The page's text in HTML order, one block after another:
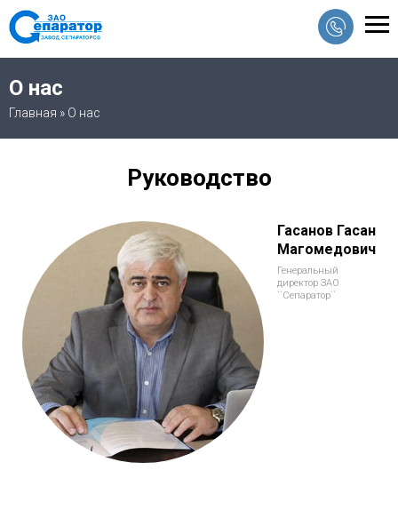
О нас
Главная » О нас
Руководство
Гасанов Гасан
Магомедович
Генеральный
директор ЗАО
``Сепаратор``